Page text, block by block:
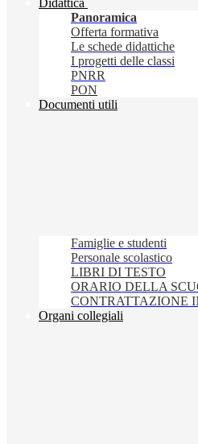
Didattica
Panoramica
Offerta formativa
Le schede didattiche
I progetti delle classi
PNRR
PON
Documenti utili
Famiglie e studenti
Personale scolastico
LIBRI DI TESTO
ORARIO DELLA
CONTRATTAZIONE
Organi collegiali